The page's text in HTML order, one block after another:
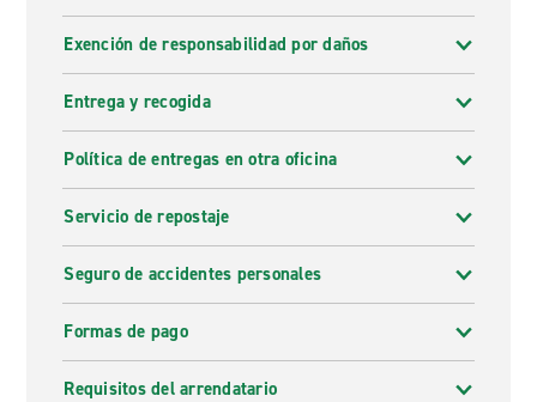
Exención de responsabilidad por daños
Entrega y recogida
Política de entregas en otra oficina
Servicio de repostaje
Seguro de accidentes personales
Formas de pago
Requisitos del arrendatario